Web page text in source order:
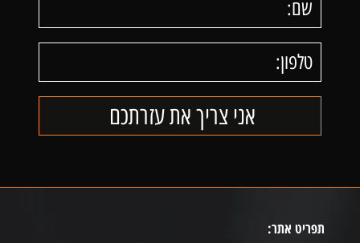
תפריט אתר: